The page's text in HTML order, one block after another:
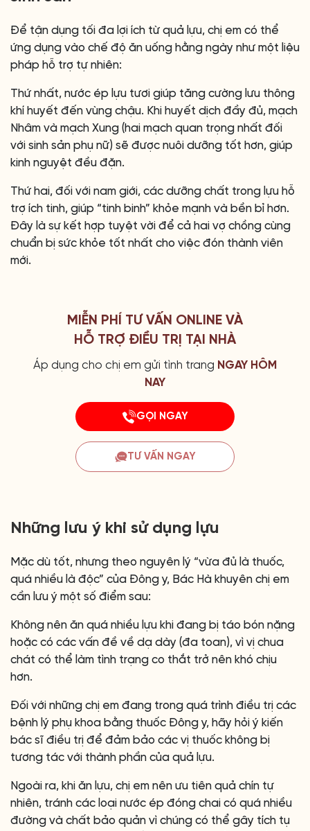
Để tận dụng tối đa lợi ích từ quả lựu, chị em có thể
ứng dụng vào chế độ ăn uống hằng ngày như một liệu
pháp hỗ trợ tự nhiên:
Thứ nhất, nước ép lựu tươi giúp tăng cường lưu thông
khí huyết đến vùng chậu. Khi huyết dịch đầy đủ, mạch
Nhâm và mạch Xung (hai mạch quan trọng nhất đối
với sinh sản phụ nữ) sẽ được nuôi dưỡng tốt hơn, giúp
kinh nguyệt đều đặn.
Thứ hai, đối với nam giới, các dưỡng chất trong lựu hỗ
trợ ích tinh, giúp “tinh binh” khỏe mạnh và bền bỉ hơn.
Đây là sự kết hợp tuyệt vời để cả hai vợ chồng cùng
chuẩn bị sức khỏe tốt nhất cho việc đón thành viên
mới.
MIỄN PHÍ TƯ VẤN ONLINE VÀ
HỖ TRỢ ĐIỀU TRỊ TẠI NHÀ
Áp dụng cho chị em gửi tình trang NGAY HÔM
NAY
GỌI NGAY
TƯ VẤN NGAY
Những lưu ý khi sử dụng lựu
Mặc dù tốt, nhưng theo nguyên lý “vừa đủ là thuốc,
quá nhiều là độc” của Đông y, Bác Hà khuyên chị em
cần lưu ý một số điểm sau:
Không nên ăn quá nhiều lựu khi đang bị táo bón nặng
hoặc có các vấn đề về dạ dày (đa toan), vì vị chua
chát có thể làm tình trạng co thắt trở nên khó chịu
hơn.
Đối với những chị em đang trong quá trình điều trị các
bệnh lý phụ khoa bằng thuốc Đông y, hãy hỏi ý kiến
bác sĩ điều trị để đảm bảo các vị thuốc không bị
tương tác với thành phần của quả lựu.
Ngoài ra, khi ăn lựu, chị em nên ưu tiên quả chín tự
nhiên, tránh các loại nước ép đóng chai có quá nhiều
đường và chất bảo quản vì chúng có thể gây tích tụ